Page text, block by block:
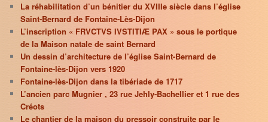
La réhabilitation d’un bénitier du XVIIIe siècle dans l’église
Saint-Bernard de Fontaine-Lès-Dijon
L’inscription « FRVCTVS IVSTITIÆ PAX » sous le portique
de la Maison natale de saint Bernard
Un dessin d’architecture de l’église Saint-Bernard de
Fontaine-lès-Dijon vers 1920
Fontaine-lès-Dijon dans la tibériade de 1717
L’ancien parc Mugnier , 23 rue Jehly-Bachellier et 1 rue des
Créots
Le chantier de la maison du pressoir construite par le